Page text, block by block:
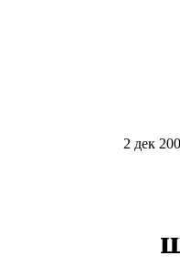
2 дек